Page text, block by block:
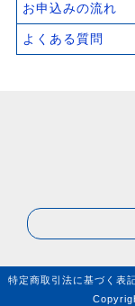
お申込みの流れ
よくある質問
特定商取引法に基づく表